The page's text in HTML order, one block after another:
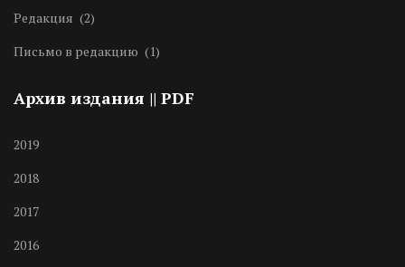
Редакция (2)
Письмо в редакцию (1)
Архив издания || PDF
2019
2018
2017
2016